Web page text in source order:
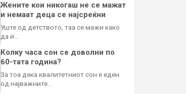
Жените кои никогаш не се мажат
и немаат деца се најсреќни
Уште од детството, таа се мажи како
да ѝ…
Колку часа сон се доволни по
60-тата година?
За тоа дека квалитетниот сон е еден
од најважните…